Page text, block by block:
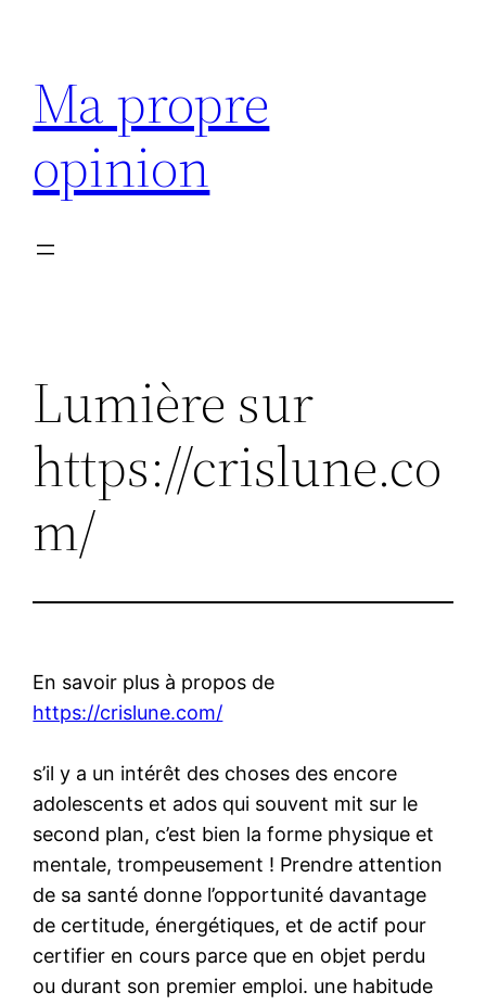
contenu
Ma propre
opinion
Lumière sur
https://crislune.co
m/
En savoir plus à propos de
https://crislune.com/
s’il y a un intérêt des choses des encore
adolescents et ados qui souvent mit sur le
second plan, c’est bien la forme physique et
mentale, trompeusement ! Prendre attention
de sa santé donne l’opportunité davantage
de certitude, énergétiques, et de actif pour
certifier en cours parce que en objet perdu
ou durant son premier emploi. une habitude